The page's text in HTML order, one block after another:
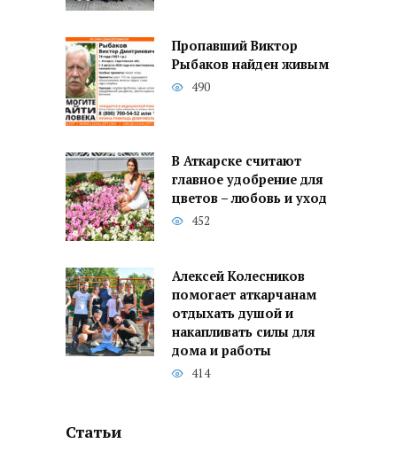
Пропавший Виктор
Рыбаков найден живым
490
В Аткарске считают
главное удобрение для
цветов – любовь и уход
452
Алексей Колесников
помогает аткарчанам
отдыхать душой и
накапливать силы для
дома и работы
414
Статьи